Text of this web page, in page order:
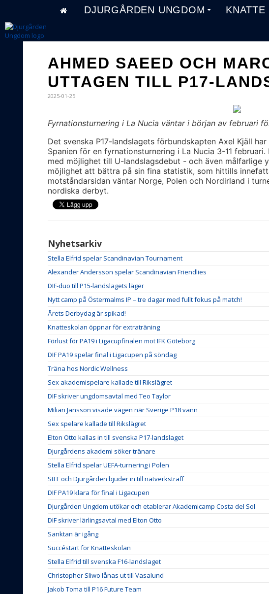
DJURGÅRDEN UNGDOM KNATTE
AHMED SAEED OCH
UTTAGEN TILL P17-
2025-01-25
Fyrnationsturnering i La Nucia väntar i början av februari
Det svenska P17-landslagets förbundskapten Axel Kjäll
Spanien för en fyrnationsturnering i La Nucia 3-11
med möjlighet till U-landslagsdebut - och även målfarlige
möjlighet att bättra på sin fina statistik, som hittills
motståndarsidan väntar Norge, Polen och Nordirland i
nordiska derbyt.
Nyhetsarkiv
Stella Elfrid spelar Scandinavian Tournament
Alexander Andersson spelar Scandinavian Friendlies
DIF-duo till P15-landslagets läger
Nytt camp på Östermalms IP – tre dagar med fullt fokus på match!
Årets Derbydag är spikad!
Knatteskolan öppnar för extraträning
Förlust för PA19 i Ligacupfinalen mot IFK Göteborg
DIF PA19 spelar final i Ligacupen på söndag
Träna hos Nordic Wellness
Sex akademispelare kallade till Rikslägret
DIF skriver ungdomsavtal med Teo Taylor
Milian Jansson visade vägen när Sverige P18 vann
Sex spelare kallade till Rikslägret
Elton Otto kallas in till svenska P17-landslaget
Djurgårdens akademi söker tränare
Stella Elfrid spelar UEFA-turnering i Polen
StFF och Djurgården bjuder in till nätverksträff
DIF PA19 klara för final i Ligacupen
Djurgården Ungdom utökar och etablerar Akademicamp Costa del Sol
DIF skriver lärlingsavtal med Elton Otto
Sanktan är igång
Succéstart för Knatteskolan
Stella Elfrid till svenska F16-landslaget
Christopher Sliwo lånas ut till Vasalund
Jakob Toma till P16 Future Team